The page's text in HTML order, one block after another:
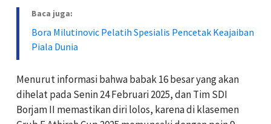
Baca juga:
Bora Milutinovic Pelatih Spesialis Pencetak Keajaiban
Piala Dunia
Menurut informasi bahwa babak 16 besar yang akan
dihelat pada Senin 24 Februari 2025, dan Tim SDI
Borjam II memastikan diri lolos, karena di klasemen